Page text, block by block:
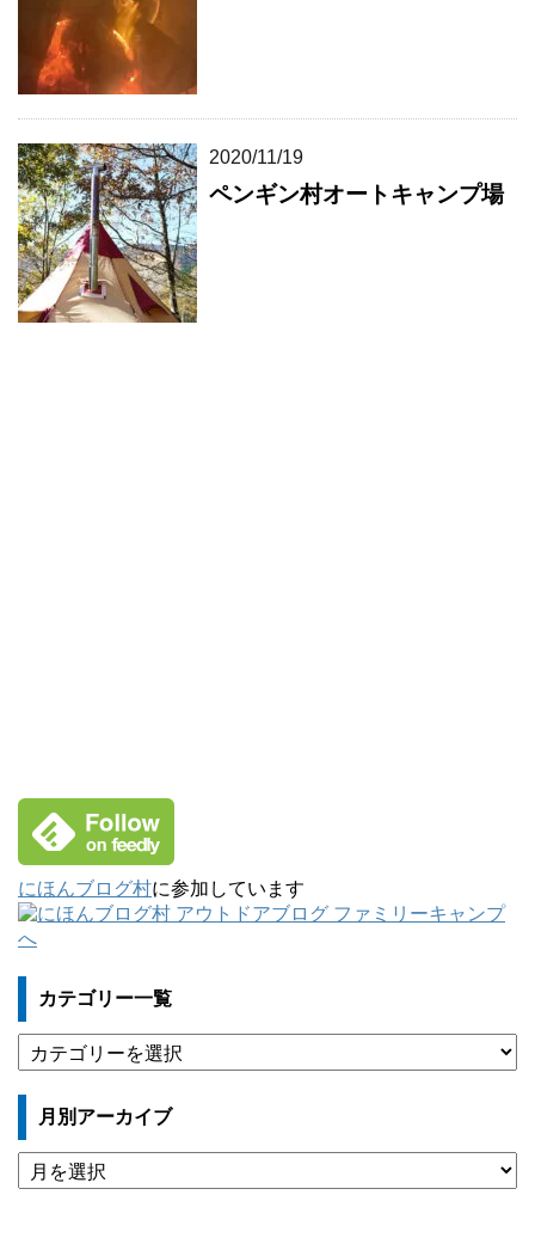
2020/11/19
ペンギン村オートキャンプ場
にほんブログ村に参加しています
カテゴリー一覧
テ
ゴ
ー
一
覧
月別アーカイブ
月
別